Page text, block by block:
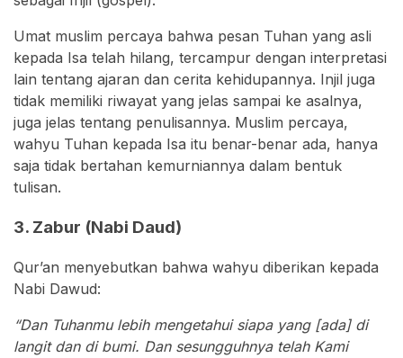
Umat muslim percaya bahwa pesan Tuhan yang asli
kepada Isa telah hilang, tercampur dengan interpretasi
lain tentang ajaran dan cerita kehidupannya. Injil juga
tidak memiliki riwayat yang jelas sampai ke asalnya,
juga jelas tentang penulisannya. Muslim percaya,
wahyu Tuhan kepada Isa itu benar-benar ada, hanya
saja tidak bertahan kemurniannya dalam bentuk
tulisan.
3. Zabur (Nabi Daud)
Qur’an menyebutkan bahwa wahyu diberikan kepada
Nabi Dawud:
“Dan Tuhanmu lebih mengetahui siapa yang [ada] di
langit dan di bumi. Dan sesungguhnya telah Kami